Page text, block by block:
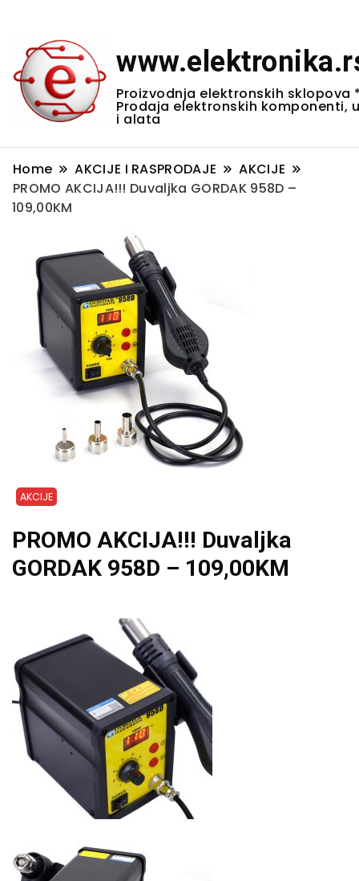
Proizvodnja elektronskih sklopova
Prodaja elektronskih komponenti,
i alata
Home AKCIJE I RASPRODAJE
AKCIJE
PROMO AKCIJA!!! Duvaljka GORDAK 958D –
109,00KM
AKCIJE
PROMO AKCIJA!!! Duvaljka
GORDAK 958D – 109,00KM